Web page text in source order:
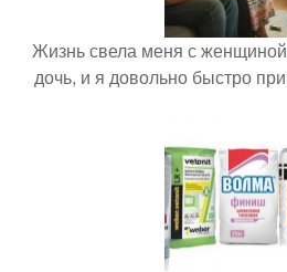
Жизнь свела меня с
дочь, и я довольно быстро